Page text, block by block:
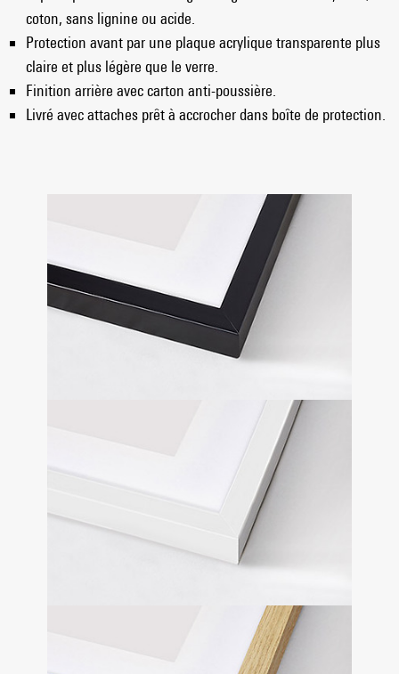
coton, sans lignine ou acide.
Protection avant par une plaque acrylique transparente plus
claire et plus légère que le verre.
Finition arrière avec carton anti-poussière.
Livré avec attaches prêt à accrocher dans boîte de protection.